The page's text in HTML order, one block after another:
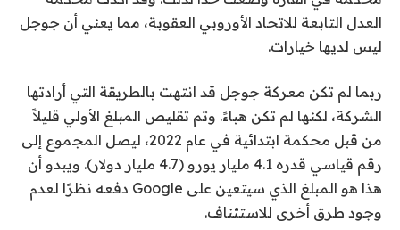
العدل التابعة للاتحاد الأوروبي العقوبة، مما يعني أن جوجل
ليس لديها خيارات.
ربما لم تكن معركة جوجل قد انتهت بالطريقة التي أرادتها
الشركة، لكنها لم تكن هباءً. وتم تقليص المبلغ الأولي قليلاً
من قبل محكمة ابتدائية في عام 2022، ليصل المجموع إلى
رقم قياسي قدره 4.1 مليار يورو (4.7 مليار دولار). ويبدو أن
هذا هو المبلغ الذي سيتعين على Google دفعه نظرًا لعدم
وجود طرق أخرى للاستئناف.